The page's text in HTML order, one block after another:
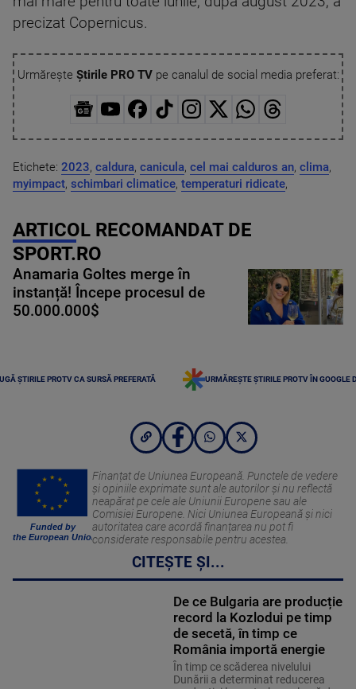
precizat Copernicus.
Urmărește Știrile PRO TVpe canalul de social media preferat:
Etichete: 2023, caldura, canicula, cel mai calduros an, clima,
myimpact, schimbari climatice, temperaturi ridicate,
ARTICOL RECOMANDAT DE
SPORT.RO
Anamaria Goltes merge în
instanță! Începe procesul de
50.000.000$
ȘTIRILE PROTV CA SURSĂ PREFERATĂ URMĂREȘTE ȘTIRILE PROTV ÎN GOOGLE
Funded by
the European Union
Finanțat de Uniunea Europeană. Punctele de vedere
și opiniile exprimate sunt ale autorilor și nu reflectă
neapărat pe cele ale Uniunii Europene sau ale
Comisiei Europene. Nici Uniunea Europeană și nici
autoritatea care acordă finanțarea nu pot fi
considerate responsabile pentru acestea.
CITEȘTE ȘI...
De ce Bulgaria are producție
record la Kozlodui pe timp
de secetă, în timp ce
România importă energie
În timp ce scăderea nivelului
Dunării a determinat reducerea